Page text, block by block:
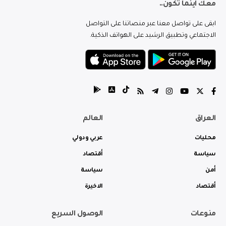
معك اينما تكون..
ابقى على تواصل معنا عبر منصاتنا على التواصل
الاجتماعي وتطبيق الرشيد على الهواتف الذكية.
العراق
محليات
سياسة
أمن
أقتصاد
العالم
عربي ودولي
أقتصاد
سياسة
الاخيرة
منوعات الوصول السريع